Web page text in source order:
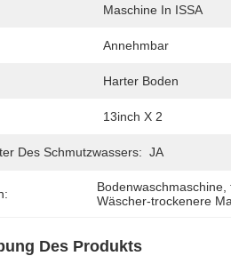
Maschine In ISSA
Annehmbar
Harter Boden
13inch X 2
Des Schmutzwassers: JA
Bodenwaschmaschine ,
Wäscher-trockenere
Des Produkts